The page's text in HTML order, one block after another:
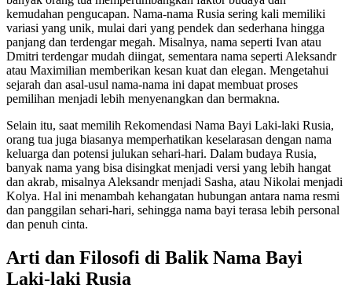
kemudahan pengucapan. Nama-nama Rusia sering kali memiliki
variasi yang unik, mulai dari yang pendek dan sederhana hingga
panjang dan terdengar megah. Misalnya, nama seperti Ivan atau
Dmitri terdengar mudah diingat, sementara nama seperti Aleksandr
atau Maximilian memberikan kesan kuat dan elegan. Mengetahui
sejarah dan asal-usul nama-nama ini dapat membuat proses
pemilihan menjadi lebih menyenangkan dan bermakna.
Selain itu, saat memilih Rekomendasi Nama Bayi Laki-laki Rusia,
orang tua juga biasanya memperhatikan keselarasan dengan nama
keluarga dan potensi julukan sehari-hari. Dalam budaya Rusia,
banyak nama yang bisa disingkat menjadi versi yang lebih hangat
dan akrab, misalnya Aleksandr menjadi Sasha, atau Nikolai menjadi
Kolya. Hal ini menambah kehangatan hubungan antara nama resmi
dan panggilan sehari-hari, sehingga nama bayi terasa lebih personal
dan penuh cinta.
Arti dan Filosofi di Balik Nama Bayi
Laki-laki Rusia